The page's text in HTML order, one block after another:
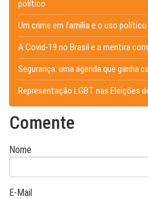
político
Um crime em família e o uso
A Covid-19 no Brasil e a mentira
Segurança: uma agenda que ganha
Representação LGBT nas Eleições
Comente
Nome
E-Mail